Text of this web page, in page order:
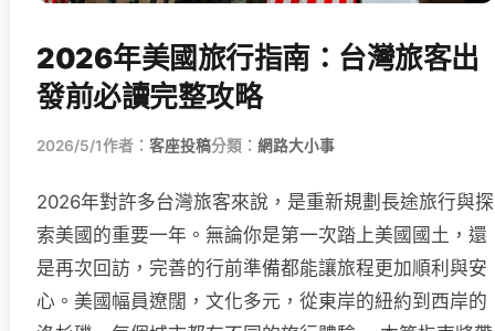
2026年美國旅行指南：台灣旅客出
發前必讀完整攻略
2026/5/1作者： 客座投稿分類： 網路大小事
2026年對許多台灣旅客來說，是重新規劃長途旅行與探
索美國的重要一年。無論你是第一次踏上美國國土，還
是再次回訪，完善的行前準備都能讓旅程更加順利與安
心。美國幅員遼闊，文化多元，從東岸的紐約到西岸的